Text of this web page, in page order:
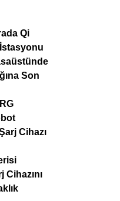
Qi
Son
Cihazı
Cihazını